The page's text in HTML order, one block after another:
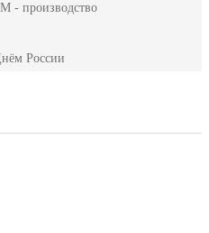
- производство
России